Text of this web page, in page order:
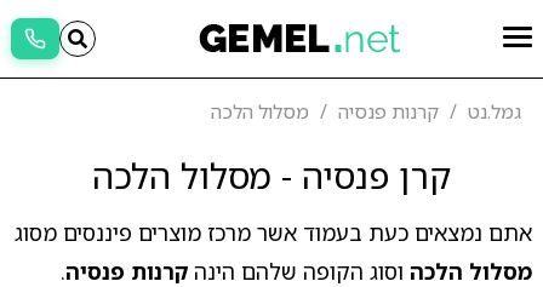
גמל.נט קרנות פנסיה מסלול הלכה
קרן פנסיה - מסלול הלכה
אתם נמצאים כעת בעמוד אשר מרכז מוצרים פיננסים מסוג
מסלול הלכהוסוג הקופה שלהם הינה קרנות פנסיה.